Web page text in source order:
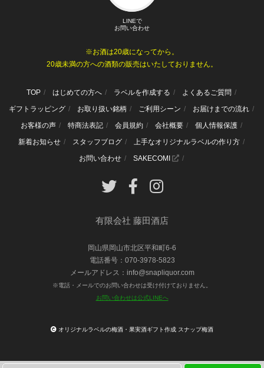
LINEで
お問い合わせ
※お酒は20歳になってから。
20歳未満の方への酒類の販売はいたしておりません。
TOP はじめての方へ ラベルを作成する
よくあるご質問
ギフトラッピング
お取り扱い銘柄 ご利用シーン
お届けまでの流れ
お客様の声
特商法表記 会員規約 会社概要
個人情報保護
新着お知らせ
スタッフブログ
上手なオリジナルラベルの作り方
お問い合わせ
SAKECOMI
有限会社 藤田酒店
岡山県岡山市北区平和町6-6
電話番号：070-3978-5823
メールアドレス：info@snapliquor.com
※電話・メールでのお問い合わせは受け付けておりません。
お問い合わせは公式LINEへ
オリジナルラベルの梅酒・果実酒ギフト作成 スナップ梅酒